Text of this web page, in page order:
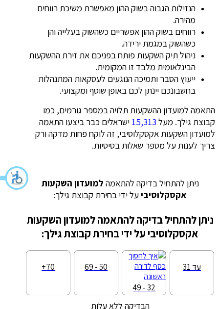
הנזילות הגבוה בשוק ההון מאפשרת משיכת רווחים
מהירה.
רווחים בשוק ההון אפשריים כשהשוק בעלייה והן
כשהשוק במגמת ירידה.
ניהול תיק השקעות פותח בפניכם את זירת ההשקעות
הבינלאומית מלבד זו המקומית.
ייעוץ הסבר ותמיכה הנוגעים לעסקאות המתנהלות
בחשבונכם יינתן לכם באופן שוטף ומקצועי.
התאמה למועדון ההשקעות תלויה במספר גורמים, כמו
קבוצת גילך. מעל 15,313 ישראלים כבר ביצעו התאמה
למועדון השקעות אקסקלוסיבי, זה לוקח פחות מדקה ורק
צריך לענות על מספר שאלות בסיסיות.
ניתן להתחיל בדיקה להתאמה למועדון השקעות
אקסקלוסיביעל ידי בחירת קבוצת גילך:
ניתן להתחיל בדיקה להתאמה למועדון השקעות
אקסקלוסיבי על ידי בחירת קבוצת גילך:
עד 31
32 - 49
50 - 69
70+
הבדיקה ללא עלות